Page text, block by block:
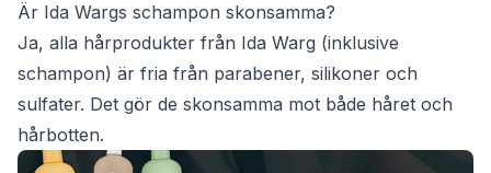
Är Ida Wargs schampon skonsamma?
Ja, alla hårprodukter från Ida Warg (inklusive
schampon) är fria från parabener, silikoner och
sulfater. Det gör de skonsamma mot både håret och
hårbotten.